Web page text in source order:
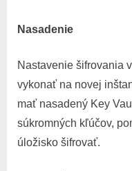
Nasadenie
Nastavenie šifrovania
vykonať na novej
mať nasadený Key
súkromných kľúčov,
úložisko šifrovať.